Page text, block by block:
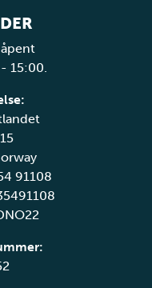
15:00.
91108